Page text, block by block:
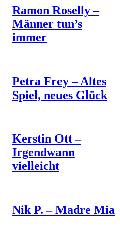
Ramon Roselly –
Männer tun’s
immer
Petra Frey – Altes
Spiel, neues Glück
Kerstin Ott –
Irgendwann
vielleicht
Nik P. – Madre Mia